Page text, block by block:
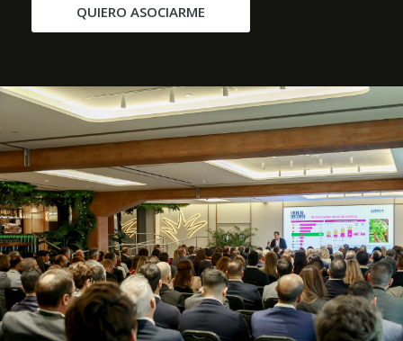
QUIERO ASOCIARME